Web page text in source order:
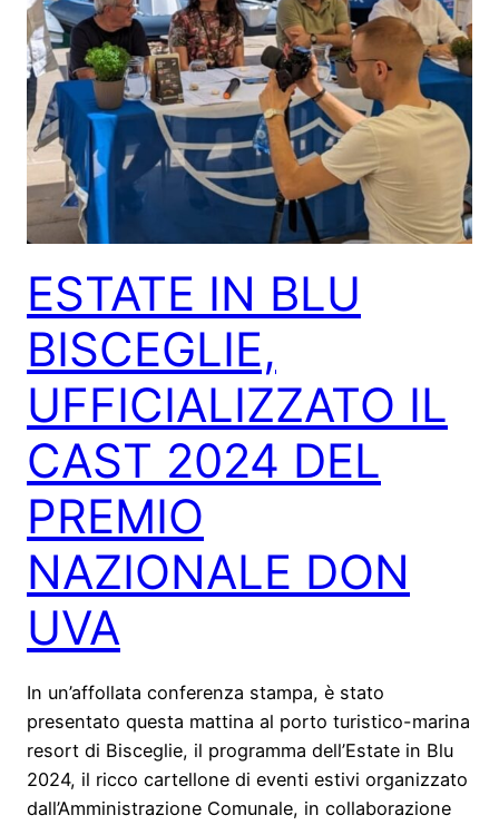
ESTATE IN BLU
BISCEGLIE,
UFFICIALIZZATO IL
CAST 2024 DEL
PREMIO
NAZIONALE DON
UVA
In un’affollata conferenza stampa, è stato
presentato questa mattina al porto turistico-marina
resort di Bisceglie, il programma dell’Estate in Blu
2024, il ricco cartellone di eventi estivi organizzato
dall’Amministrazione Comunale, in collaborazione